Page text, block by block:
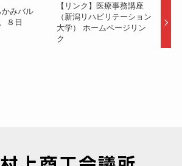
みバル
８日
【リンク】医療事務講座
（新潟リハビリテーション
大学） ホームページリン
ク